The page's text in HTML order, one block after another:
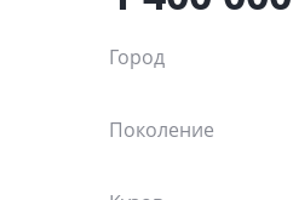
Город
Поколение